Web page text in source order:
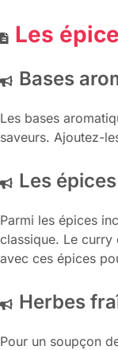
Les
Bases
Les bases
saveurs. Ajoutez-
Les
Parmi les épices
classique. Le curry
avec ces épices
Herbes
Pour un soupçon